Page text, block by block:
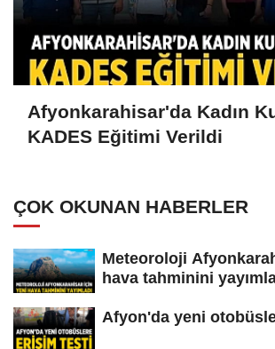
Afyonkarahisar'da Kadın
KADES Eğitimi Verildi
ÇOK OKUNAN HABERLER
Meteoroloji
hava tahminini
Afyon'da yeni